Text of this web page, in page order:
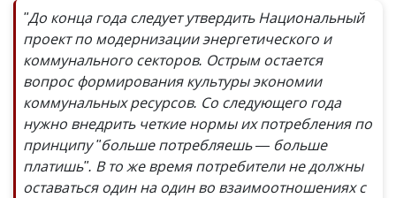
"До конца года следует утвердить Национальный
проект по модернизации энергетического и
коммунального секторов. Острым остается
вопрос формирования культуры экономии
коммунальных ресурсов. Со следующего года
нужно внедрить четкие нормы их потребления по
принципу "больше потребляешь — больше
платишь". В то же время потребители не должны
оставаться один на один во взаимоотношениях с